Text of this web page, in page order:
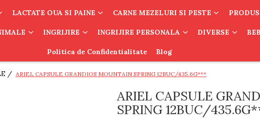
LACTATE OUA SI PAINE CARNE MEZELURI SI PESTE
INGRIJIRE INGRIJIRE PERSONALA DIVERSE
Politica de Confidentialitate Blog
/ ARIEL CAPSULE GRANDIOS MOUNTAIN SPRING 12BUC/435.6G***
ARIEL CAPSULE
SPRING 12BUC/